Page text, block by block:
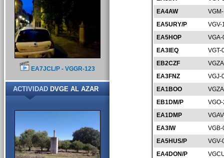
EA4AW
EA5URY/P
VGV-
EA5HOP
EA3IEQ
VGT-
EB2CZF
EA3FNZ
VGJ-
EA1BOO
EB1DM/P
EA1DMP
EA3IW
EA5HUS/P
VGV-
EA4DON/P
EA7JCL/P - VGGR-123
ACTIVIDADDVGE AL AZAR